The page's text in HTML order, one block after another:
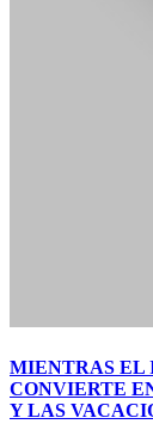
MIENTRAS EL
CONVIERTE
Y LAS